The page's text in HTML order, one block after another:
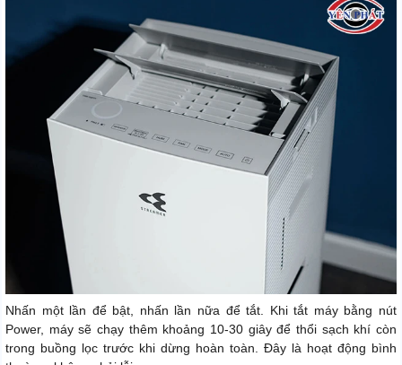
Nhấn một lần để bật, nhấn lần nữa để tắt. Khi tắt máy bằng nút
Power, máy sẽ chạy thêm khoảng 10-30 giây để thổi sạch khí còn
trong buồng lọc trước khi dừng hoàn toàn. Đây là hoạt động bình